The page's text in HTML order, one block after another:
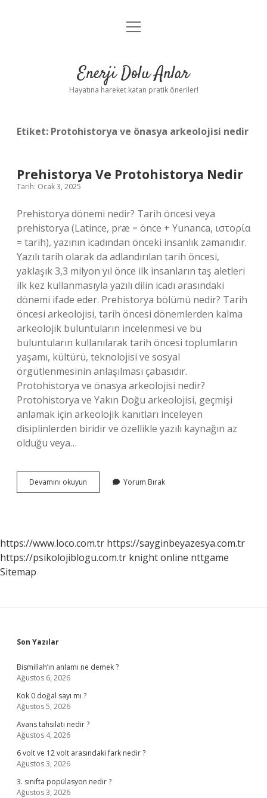
Anasayfa
Yasal Uyarı
menüyü
Enerji Dolu Anlar
Hayatına hareket katan pratik öneriler!
Etiket: Protohistorya ve önasya arkeolojisi nedir
Prehistorya Ve Protohistorya Nedir
Tarih: Ocak 3, 2025
Prehistorya dönemi nedir? Tarih öncesi veya
prehistorya (Latince, præ = önce + Yunanca, ιστορία
= tarih), yazının icadından önceki insanlık zamanıdır.
Yazılı tarih olarak da adlandırılan tarih öncesi,
yaklaşık 3,3 milyon yıl önce ilk insanların taş aletleri
ilk kez kullanmasıyla yazılı dilin icadı arasındaki
dönemi ifade eder. Prehistorya bölümü nedir? Tarih
öncesi arkeolojisi, tarih öncesi dönemlerden kalma
arkeolojik buluntuların incelenmesi ve bu
buluntuların kullanılarak tarih öncesi toplumların
yaşamı, kültürü, teknolojisi ve sosyal
örgütlenmesinin anlaşılması çabasıdır.
Protohistorya ve önasya arkeolojisi nedir?
Protohistorya ve Yakın Doğu arkeolojisi, geçmişi
anlamak için arkeolojik kanıtları inceleyen
disiplinlerden biridir ve özellikle yazılı kaynağın az
olduğu veya…
Devamını okuyun Prehistorya
Ve
Yorum Bırak
https://www.loco.com.tr https://sayginbeyazesya.com.tr
https://psikolojiblogu.com.tr knight online nttgame
Sitemap
Sidebar
Son Yazılar
Bismillah’ın anlamı ne demek ?
Ağustos 6, 2026
Kok 0 doğal sayı mı ?
Ağustos 5, 2026
Avans tahsilatı nedir ?
Ağustos 4, 2026
6 volt ve 12 volt arasındaki fark nedir ?
Ağustos 3, 2026
3. sınıfta popülasyon nedir ?
Ağustos 3, 2026